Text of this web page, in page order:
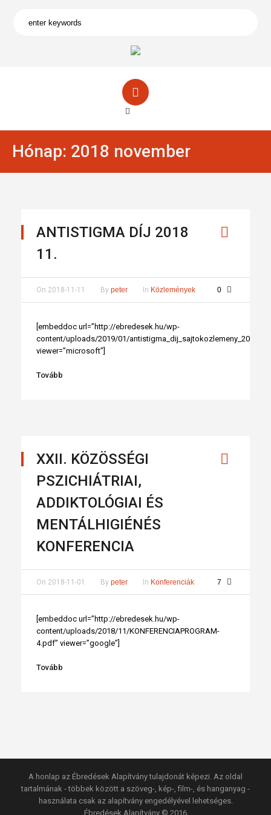
Hónap: 2018 november
ANTISTIGMA DÍJ 2018
11.
0
On 2018-11-11 By peter In Közlemények
[embeddoc url=”http://ebredesek.hu/wp-
content/uploads/2019/01/
viewer=”microsoft”]
Tovább
XXII. KÖZÖSSÉGI
PSZICHIÁTRIAI,
ADDIKTOLÓGIAI ÉS
MENTÁLHIGIÉNÉS
KONFERENCIA
7
On 2018-11-01 By peter In Konferenciák
[embeddoc url=”http://ebredesek.hu/wp-
content/uploads/2018/11/KONFERENCIAPROGRAM-
4.pdf” viewer=”google”]
Tovább
A honlap az Ébredések Alapítvány tulajdonát képezi. Az oldal
tartalmának - többek között a szöveg-, kép-, film-, és hanganyag -
használata csak az alapítvány engedélyével lehetséges.
Ébredések Alapítvány © 2016